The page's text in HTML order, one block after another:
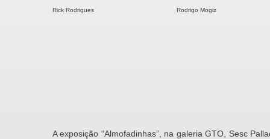
Rick Rodrigues Rodrigo Mogiz
A exposição “Almofadinhas”, na galeria GTO, Sesc